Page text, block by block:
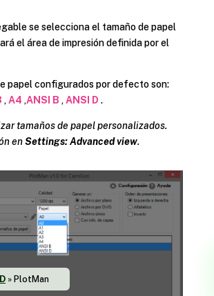
» PlotMan
se selecciona el tamaño de papel
el área de impresión definida por el
papel configurados por defecto son:
, A4 ,ANSI B , ANSI D .
tamaños de papel personalizados.
enSettings: Advanced view.